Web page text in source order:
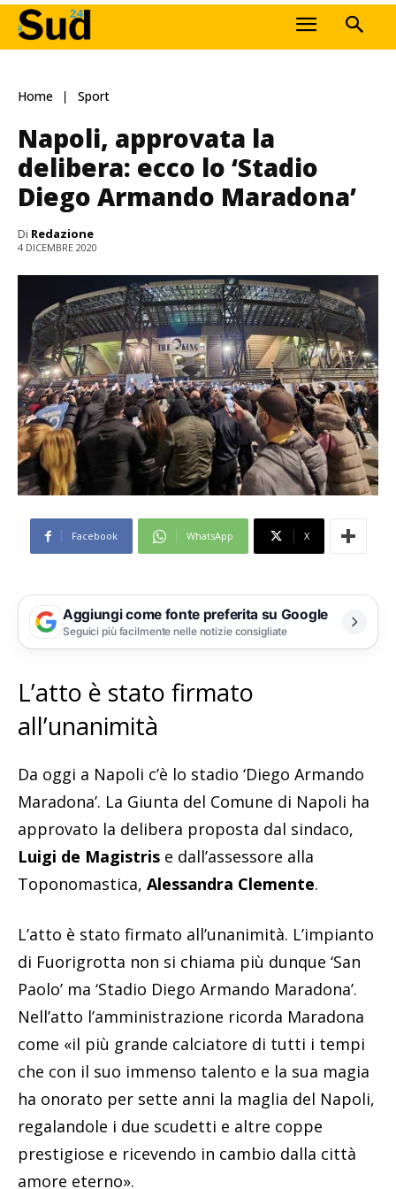
Home Sport
Napoli, approvata la
delibera: ecco lo ‘Stadio
Diego Armando Maradona’
Di Redazione
4 DICEMBRE 2020
Facebook WhatsApp X
Aggiungi come fonte preferita su Google
Seguici più facilmente nelle notizie consigliate
L’atto è stato firmato
all’unanimità
Da oggi a Napoli c’è lo stadio ‘Diego Armando
Maradona’. La Giunta del Comune di Napoli ha
approvato la delibera proposta dal sindaco,
Luigi de Magistris e dall’assessore alla
Toponomastica, Alessandra Clemente.
L’atto è stato firmato all’unanimità. L’impianto
di Fuorigrotta non si chiama più dunque ‘San
Paolo’ ma ‘Stadio Diego Armando Maradona’.
Nell’atto l’amministrazione ricorda Maradona
come «il più grande calciatore di tutti i tempi
che con il suo immenso talento e la sua magia
ha onorato per sette anni la maglia del Napoli,
regalandole i due scudetti e altre coppe
prestigiose e ricevendo in cambio dalla città
amore eterno».